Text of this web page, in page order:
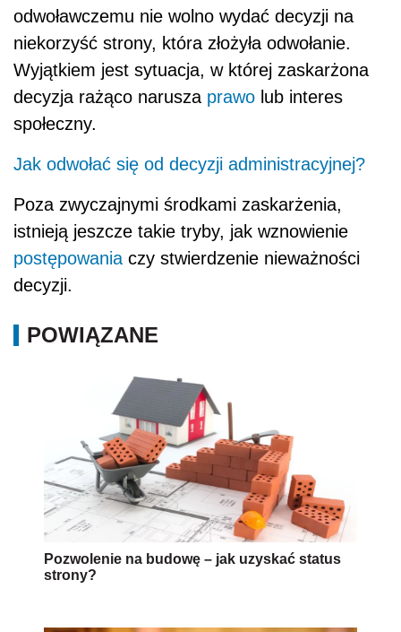
odwoławczemu nie wolno wydać decyzji na
niekorzyść strony, która złożyła odwołanie.
Wyjątkiem jest sytuacja, w której zaskarżona
decyzja rażąco narusza prawo lub interes
społeczny.
Jak odwołać się od decyzji administracyjnej?
Poza zwyczajnymi środkami zaskarżenia,
istnieją jeszcze takie tryby, jak wznowienie
postępowania czy stwierdzenie nieważności
decyzji.
POWIĄZANE
Pozwolenie na budowę – jak uzyskać status
strony?